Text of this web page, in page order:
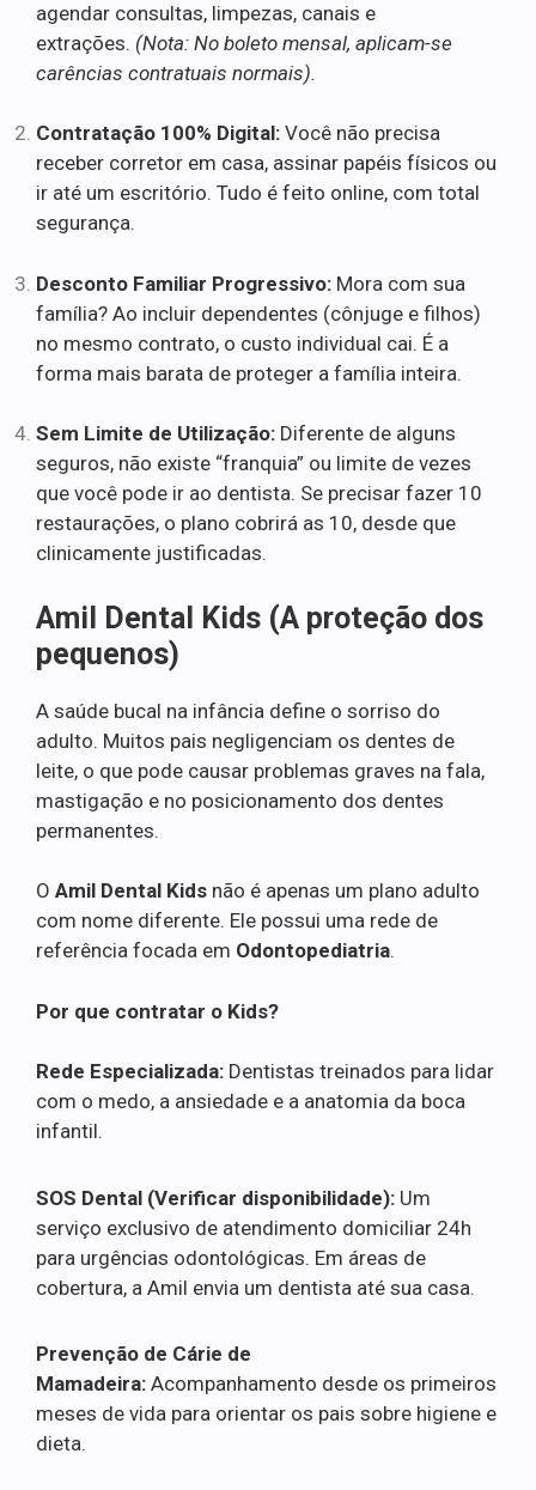
agendar consultas, limpezas, canais e
extrações. (Nota: No boleto mensal, aplicam-se
carências contratuais normais).
Contratação 100% Digital: Você não precisa
receber corretor em casa, assinar papéis físicos ou
ir até um escritório. Tudo é feito online, com total
segurança.
Desconto Familiar Progressivo: Mora com sua
família? Ao incluir dependentes (cônjuge e filhos)
no mesmo contrato, o custo individual cai. É a
forma mais barata de proteger a família inteira.
Sem Limite de Utilização: Diferente de alguns
seguros, não existe “franquia” ou limite de vezes
que você pode ir ao dentista. Se precisar fazer 10
restaurações, o plano cobrirá as 10, desde que
clinicamente justificadas.
Amil Dental Kids (A proteção dos
pequenos)
A saúde bucal na infância define o sorriso do
adulto. Muitos pais negligenciam os dentes de
leite, o que pode causar problemas graves na fala,
mastigação e no posicionamento dos dentes
permanentes.
O Amil Dental Kids não é apenas um plano adulto
com nome diferente. Ele possui uma rede de
referência focada em Odontopediatria.
Por que contratar o Kids?
Rede Especializada: Dentistas treinados para lidar
com o medo, a ansiedade e a anatomia da boca
infantil.
SOS Dental (Verificar disponibilidade): Um
serviço exclusivo de atendimento domiciliar 24h
para urgências odontológicas. Em áreas de
cobertura, a Amil envia um dentista até sua casa.
Prevenção de Cárie de
Mamadeira: Acompanhamento desde os primeiros
meses de vida para orientar os pais sobre higiene e
dieta.